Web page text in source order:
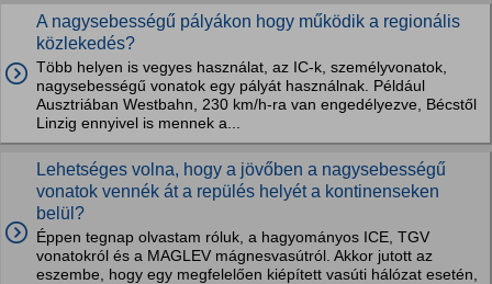
A nagysebességű pályákon hogy működik a regionális
közlekedés?
Több helyen is vegyes használat, az IC-k, személyvonatok,
nagysebességű vonatok egy pályát használnak. Például
Ausztriában Westbahn, 230 km/h-ra van engedélyezve, Bécstől
Linzig ennyivel is mennek a...
Lehetséges volna, hogy a jövőben a nagysebességű
vonatok vennék át a repülés helyét a kontinenseken
belül?
Éppen tegnap olvastam róluk, a hagyományos ICE, TGV
vonatokról és a MAGLEV mágnesvasútról. Akkor jutott az
eszembe, hogy egy megfelelően kiépített vasúti hálózat esetén,